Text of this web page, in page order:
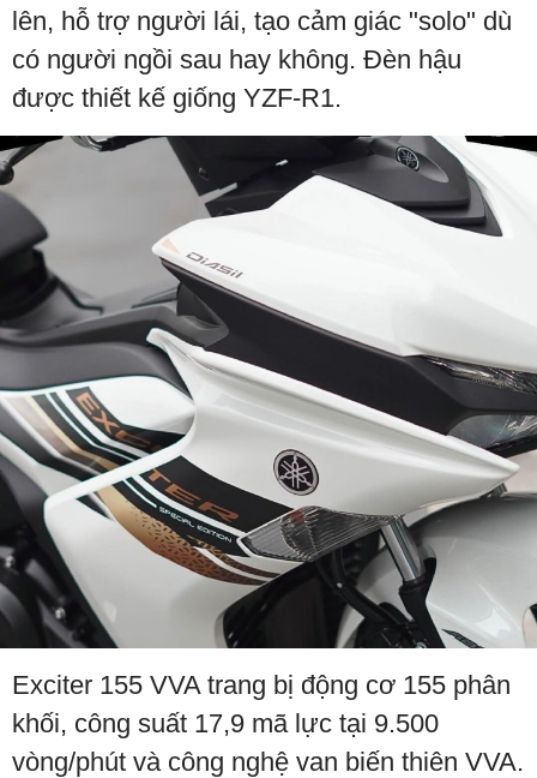
lên, hỗ trợ người lái, tạo cảm giác "solo" dù
có người ngồi sau hay không. Đèn hậu
được thiết kế giống YZF-R1.
Exciter 155 VVA trang bị động cơ 155 phân
khối, công suất 17,9 mã lực tại 9.500
vòng/phút và công nghệ van biến thiên VVA.